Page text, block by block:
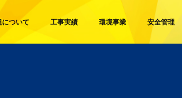
ついて 工事実績 環境事業 安全管理